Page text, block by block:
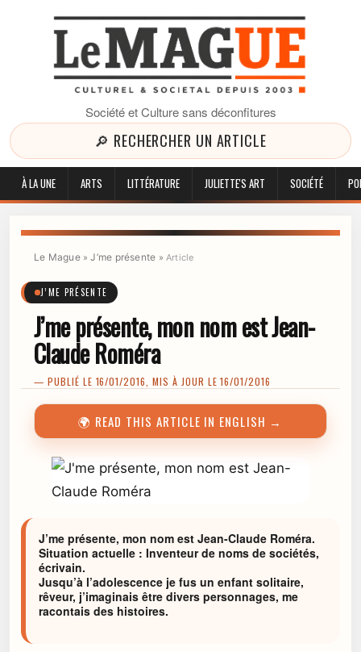
Société et Culture sans déconfitures
🔎 RECHERCHER UN ARTICLE
À LA UNE ARTS LITTÉRATURE JULIETTE'S ART SOCIÉTÉ
Le Mague»J’me présente » Article
J’ME PRÉSENTE
J’me présente, mon nom est Jean-
Claude Roméra
— PUBLIÉ LE 16/01/2016, MIS À JOUR LE 16/01/2016
🌍 READ THIS ARTICLE IN ENGLISH →
J’me présente, mon nom est Jean-Claude Roméra.
Situation actuelle : Inventeur de noms de sociétés,
écrivain.
Jusqu’à l’adolescence je fus un enfant solitaire,
rêveur, j’imaginais être divers personnages, me
racontais des histoires.